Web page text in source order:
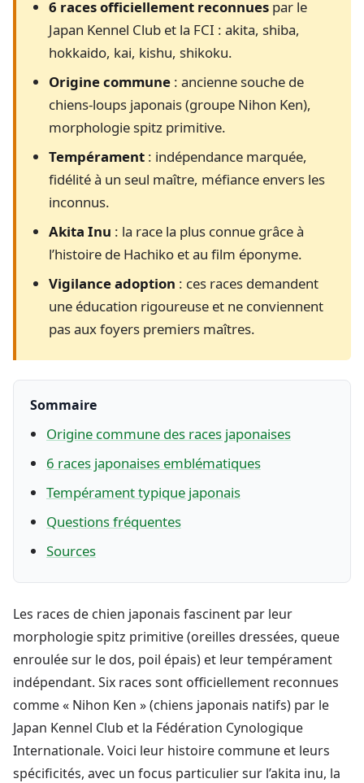
6 races officiellement reconnues par le
Japan Kennel Club et la FCI : akita, shiba,
hokkaido, kai, kishu, shikoku.
Origine commune : ancienne souche de
chiens-loups japonais (groupe Nihon Ken),
morphologie spitz primitive.
Tempérament : indépendance marquée,
fidélité à un seul maître, méfiance envers les
inconnus.
Akita Inu : la race la plus connue grâce à
l’histoire de Hachiko et au film éponyme.
Vigilance adoption : ces races demandent
une éducation rigoureuse et ne conviennent
pas aux foyers premiers maîtres.
Sommaire
Origine commune des races japonaises
6 races japonaises emblématiques
Tempérament typique japonais
Questions fréquentes
Sources
Les races de chien japonais fascinent par leur
morphologie spitz primitive (oreilles dressées, queue
enroulée sur le dos, poil épais) et leur tempérament
indépendant. Six races sont officiellement reconnues
comme « Nihon Ken » (chiens japonais natifs) par le
Japan Kennel Club et la Fédération Cynologique
Internationale. Voici leur histoire commune et leurs
spécificités, avec un focus particulier sur l’akita inu, la